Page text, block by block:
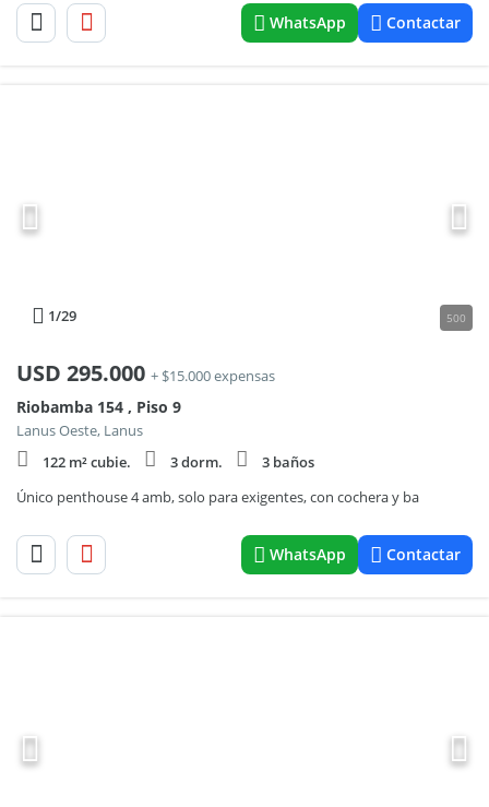
WhatsApp Contactar
1/29 500
USD 295.000 + $15.000 expensas
Riobamba 154 , Piso 9
Lanus Oeste, Lanus
122 m² cubie.
3 dorm.
3 baños
Único penthouse 4 amb, solo para exigentes, con cochera y ba
WhatsApp Contactar